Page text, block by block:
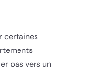
certaines
pas vers un